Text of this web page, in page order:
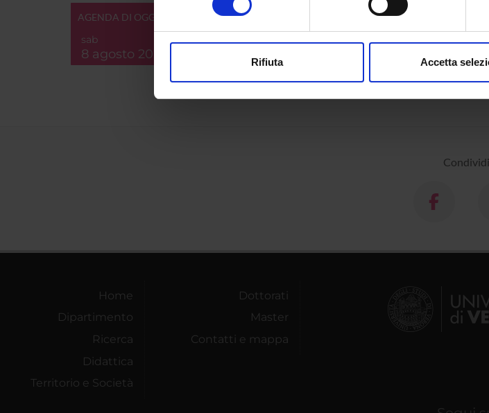
digitali).
modificare o ritirare il tuo consenso in qualsiasi momento dalla
Rifiuta Accetta
AGENDA DI OGGI
sab
8 agosto 2026
Condividi
Home
Dipartimento
Ricerca
Didattica
Territorio e Società
Dottorati
Master
Contatti e mappa